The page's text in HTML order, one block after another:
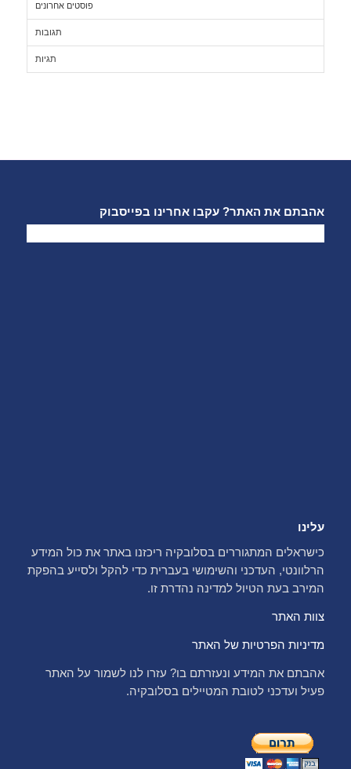
פוסטים אחרונים
תגובות
תגיות
אהבתם את האתר? עקבו אחרינו בפייסבוק
עלינו
כישראלים המתגוררים בסלובקיה ריכזנו באתר את כול המידע
הרלוונטי, העדכני והשימושי בעברית כדי להקל ולסייע בהפקת
המירב בעת הטיול למדינה נהדרת זו.
צוות האתר
מדיניות הפרטיות של האתר
אהבתם את המידע ונעזרתם בו? עזרו לנו לשמור על האתר
פעיל ועדכני לטובת המטיילים בסלובקיה.